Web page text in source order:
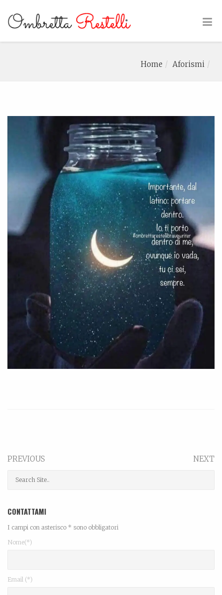
Home Aforismi
PREVIOUS NEXT
CONTATTAMI
I campi con asterisco * sono obbligatori
Nome(*)
Email (*)